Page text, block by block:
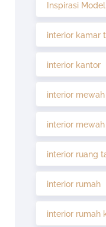
Inspirasi
interior kamar
interior kantor
interior
interior
interior ruang
interior rumah
interior rumah